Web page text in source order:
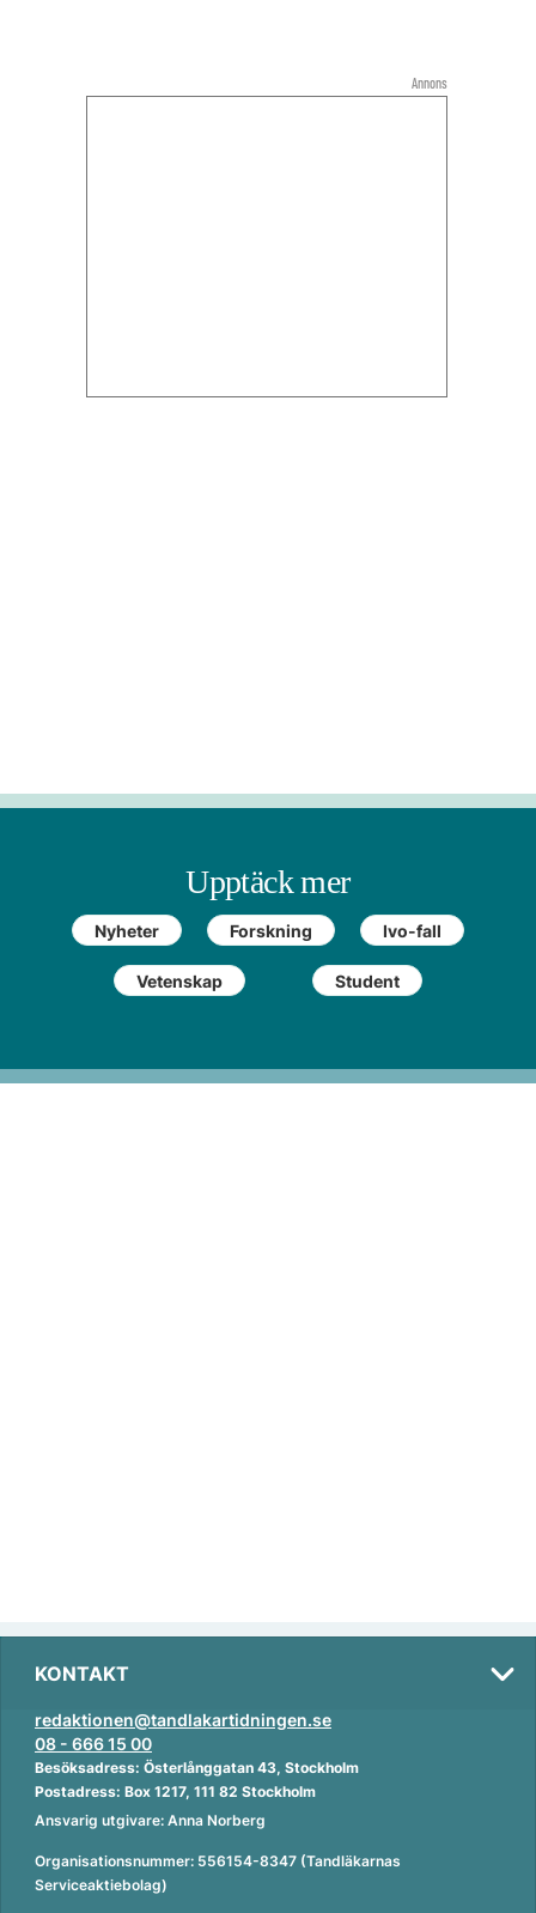
Upptäck mer
Nyheter Forskning Ivo-fall
Vetenskap Student
Annons
KONTAKT
redaktionen@tandlakartidningen.se
08 - 666 15 00
Besöksadress: Österlånggatan 43, Stockholm
Postadress: Box 1217, 111 82 Stockholm
Ansvarig utgivare: Anna Norberg
Organisationsnummer: 556154-8347 (Tandläkarnas
Serviceaktiebolag)